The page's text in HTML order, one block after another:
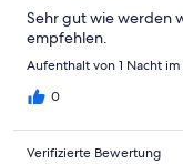
Sehr gut wie werden
empfehlen.
Aufenthalt von 1 Nacht
0
Verifizierte Bewertung